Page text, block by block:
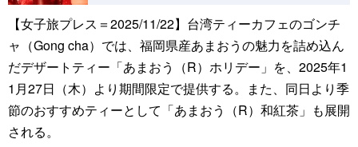
【女子旅プレス＝2025/11/22】台湾ティーカフェのゴンチ
ャ（Gong cha）では、福岡県産あまおうの魅力を詰め込ん
だデザートティー「あまおう（R）ホリデー」を、2025年1
1月27日（木）より期間限定で提供する。また、同日より季
節のおすすめティーとして「あまおう（R）和紅茶」も展開
される。